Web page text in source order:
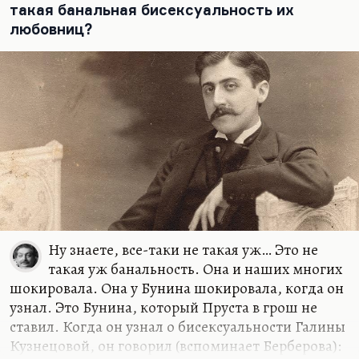
дискуссию прервать ради еды, очень есть любил.
Седых не выдержал и Бунину говорит:
Иван Алексеевич, ради еды не готовы прервать
теоретическую дискуссию? Я не встречал человека,
который так любил еду и так не любил философские
дискуссии, как вы». Бунин долго думал: «Вам так
кажется? Ну, возможно». Он Седых любил, ему
дерзости позволялись. То, что Волошин любил
пожрать, да еще и в голодное время,— это, в…
такая банальная бисексуальность их
любовниц?
Ну знаете, все-таки не такая уж… Это не
такая уж банальность. Она и наших многих
шокировала. Она у Бунина шокировала, когда он
узнал. Это Бунина, который Пруста в грош не
ставил. Когда он узнал о бисексуальности Галины
Кузнецовой, он говорил (вспоминает Берберова):